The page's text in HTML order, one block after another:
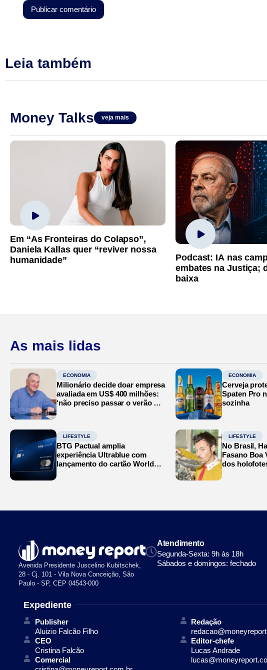
Leia também
Money Talks veja mais
Em “As Fronteiras do Colapso”,
Daniela Kallas quer “reviver nossa
humanidade”
Podcast: IA nas
embates na Justiça;
baixa
As mais lidas
ECONOMIA
Milionário decide doar empresa
avaliada em US$ 400 milhões:
‘não preciso passar o verão no
ECONOMIA
Cerveja
Spaten Pro
sozinha
LIFESTYLE
BTG Pactual amplia
experiência Ultrablue com
lançamento do cartão World
LIFESTYLE
No Brasil,
Fasano Boa
dos
Avenida Presidente Juscelino Kubitschek,
28 - Cj. 101 - Vila Nova Conceição, São
Paulo - SP, CEP 04543-000
Atendimento
Segunda-Sexta: 9h às 18h
Sábados e domingos: fechado
Expediente
Publisher
Aluizio Falcão Filho
CEO
Cristina Falcão
Comercial
Redação
Editor-chefe
Lucas Andrade